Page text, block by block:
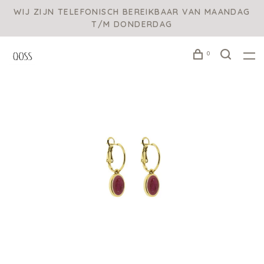
WIJ ZIJN TELEFONISCH BEREIKBAAR VAN MAANDAG
T/M DONDERDAG
0